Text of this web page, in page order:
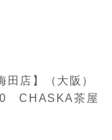
店】（大阪）
CHASKA茶屋